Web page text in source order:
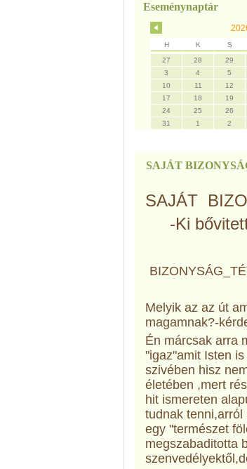
Eseménynaptár
H K S
27
28 29
3
4 5
10
11 12
17
18 19
24
25 26
31
1 2
SAJÁT
SAJÁT
-Ki bővitett
Melyik az az út
magamnak?-
Én márcsak arra
"igaz"amit Isten
szivében hisz
életében ,mert
hit ismereten
tudnak
egy "természet
megszabaditotta